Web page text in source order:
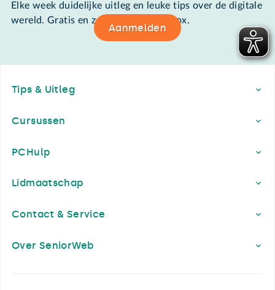
Elke week duidelijke uitleg en leuke tips over de digitale
wereld. Gratis en zomaar in de mailbox.
Aanmelden
Tips & Uitleg
Cursussen
PCHulp
Lidmaatschap
Contact & Service
Over SeniorWeb